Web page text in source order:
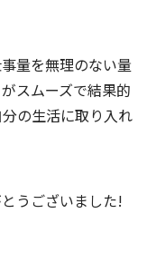
量を無理のない量
スムーズで結果的
の生活に取り入れ
うございました!